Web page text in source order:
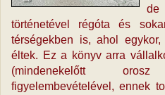
történetével régóta és
térségekben is, ahol
éltek. Ez a könyv arra
(mindenekelőtt
figyelembevételével, ennek